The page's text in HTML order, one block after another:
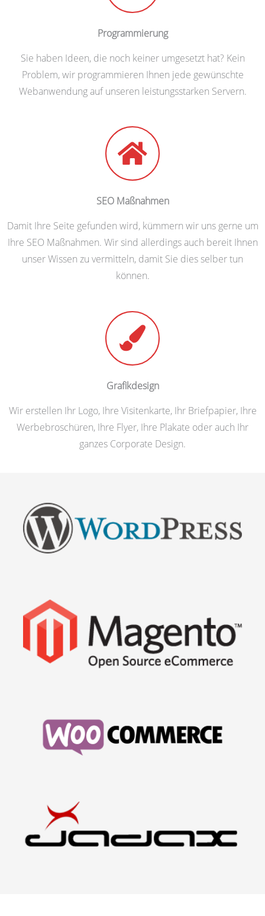
Programmierung
Sie haben Ideen, die noch keiner umgesetzt hat? Kein
Problem, wir programmieren Ihnen jede gewünschte
Webanwendung auf unseren leistungsstarken Servern.
SEO Maßnahmen
Damit Ihre Seite gefunden wird, kümmern wir uns gerne um
Ihre SEO Maßnahmen. Wir sind allerdings auch bereit Ihnen
unser Wissen zu vermitteln, damit Sie dies selber tun
können.
Grafikdesign
Wir erstellen Ihr Logo, Ihre Visitenkarte, Ihr Briefpapier, Ihre
Werbebroschüren, Ihre Flyer, Ihre Plakate oder auch Ihr
ganzes Corporate Design.